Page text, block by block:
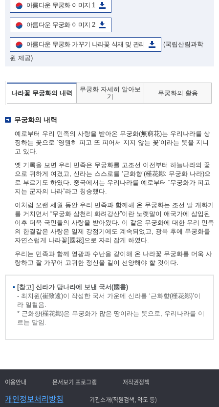
아름다운 무궁화 이미지 1
아름다운 무궁화 이미지 2
아름다운 무궁화 가꾸기 나라꽃 식재 및 관리
(국립산림과학
원 제공)
나라꽃 무궁화의 내력
무궁화 자세히 알아보
기
무궁화의 활용
무궁화의 내력
예로부터 우리 민족의 사랑을 받아온 무궁화(無窮花)는 우리나라를 상
징하는 꽃으로 ‘영원히 피고 또 피어서 지지 않는 꽃’이라는 뜻을 지니
고 있다.
옛 기록을 보면 우리 민족은 무궁화를 고조선 이전부터 하늘나라의 꽃
으로 귀하게 여겼고, 신라는 스스로를 ‘근화향’(槿花鄕: 무궁화 나라)으
로 부르기도 하였다. 중국에서는 우리나라를 예로부터 “무궁화가 피고
지는 군자의 나라”라고 칭송했다.
이처럼 오랜 세월 동안 우리 민족과 함께해 온 무궁화는 조선 말 개화기
를 거치면서 “무궁화 삼천리 화려강산”이란 노랫말이 애국가에 삽입된
이후 더욱 국민들의 사랑을 받아왔다. 이 같은 무궁화에 대한 우리 민족
의 한결같은 사랑은 일제 강점기에도 계속되었고, 광복 후에 무궁화를
자연스럽게 나라꽃[國花]으로 자리 잡게 하였다.
우리는 민족과 함께 영광과 수난을 같이해 온 나라꽃 무궁화를 더욱 사
랑하고 잘 가꾸어 고귀한 정신을 길이 선양해야 할 것이다.
[참고] 신라가 당나라에 보낸 국서(國書)
- 최치원(崔致遠)이 작성한 국서 가운데 신라를 ‘근화향(槿花鄕)’이
라 일컬음.
* 근화향(槿花鄕)은 무궁화가 많은 땅이라는 뜻으로, 우리나라를 이
르는 말임.
이용안내 문서보기 프로그램 저작권정책
개인정보처리방침 기관소개(직원검색, 약도 등)